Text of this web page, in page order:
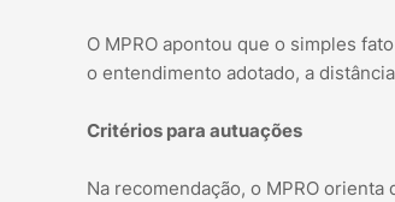
O MPRO apontou que o simples
o entendimento adotado, a
Critérios para autuações
Na recomendação, o MPRO